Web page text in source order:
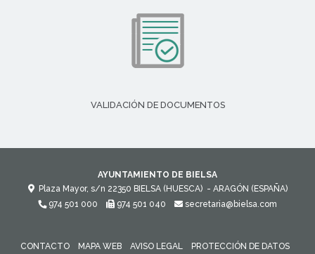
VALIDACIÓN DE DOCUMENTOS
AYUNTAMIENTO DE BIELSA
Plaza Mayor, s/n 22350 BIELSA (HUESCA) - ARAGÓN (ESPAÑA)
974 501 000
974 501 040 secretaria@bielsa.com
CONTACTO MAPA WEB AVISO LEGAL PROTECCIÓN DE DATOS